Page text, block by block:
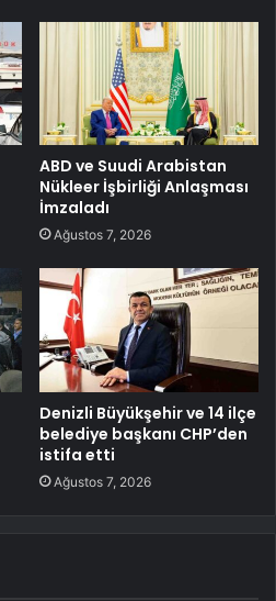
ABD ve Suudi Arabistan
Nükleer İşbirliği Anlaşması
İmzaladı
Ağustos 7, 2026
Denizli Büyükşehir ve 14 ilçe
belediye başkanı CHP’den
istifa etti
Ağustos 7, 2026